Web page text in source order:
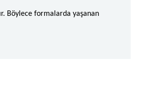
Böylece formalarda yaşanan